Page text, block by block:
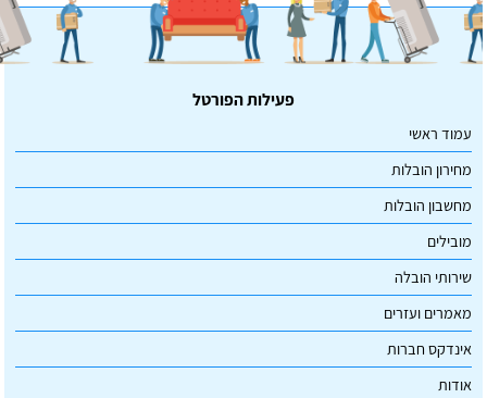
פעילות הפורטל
עמוד ראשי
מחירון הובלות
מחשבון הובלות
מובילים
שירותי הובלה
מאמרים ועזרים
אינדקס חברות
אודות